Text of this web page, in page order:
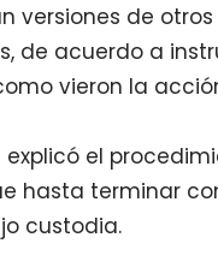
versiones de
de acuerdo a
vieron la
explicó el
hasta terminar
custodia.